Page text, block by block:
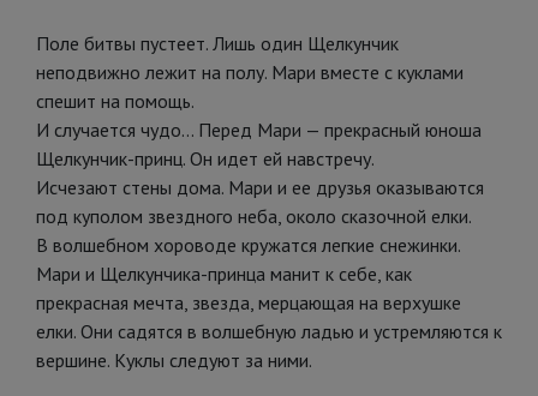
Поле битвы пустеет. Лишь один Щелкунчик
неподвижно лежит на полу. Мари вместе с куклами
спешит на помощь.
И случается чудо... Перед Мари — прекрасный юноша
Щелкунчик-принц. Он идет ей навстречу.
Исчезают стены дома. Мари и ее друзья оказываются
под куполом звездного неба, около сказочной елки.
В волшебном хороводе кружатся легкие снежинки.
Мари и Щелкунчика-принца манит к себе, как
прекрасная мечта, звезда, мерцающая на верхушке
елки. Они садятся в волшебную ладью и устремляются к
вершине. Куклы следуют за ними.